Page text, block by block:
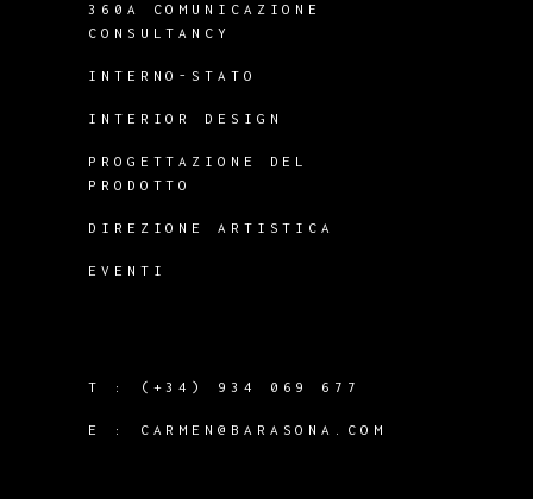
360A COMUNICAZIONE
CONSULTANCY
INTERNO-STATO
INTERIOR DESIGN
PROGETTAZIONE DEL
PRODOTTO
DIREZIONE ARTISTICA
EVENTI
T : (+34) 934 069 677
E : CARMEN@BARASONA.COM